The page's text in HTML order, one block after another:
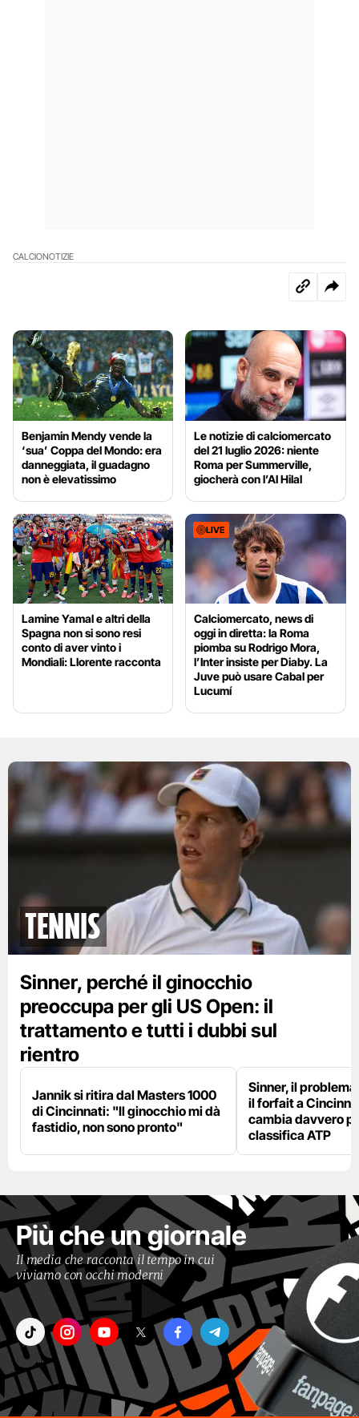
CALCIONOTIZIE
Benjamin Mendy vende la
‘sua’ Coppa del Mondo: era
danneggiata, il guadagno
non è elevatissimo
Le notizie di calciomercato
del 21 luglio 2026: niente
Roma per Summerville,
giocherà con l’Al Hilal
Lamine Yamal e altri della
Spagna non si sono resi
conto di aver vinto i
Mondiali: Llorente racconta
LIVE
Calciomercato, news di
oggi in diretta: la Roma
piomba su Rodrigo Mora,
l’Inter insiste per Diaby. La
Juve può usare Cabal per
Lucumí
tennis
Sinner, perché il ginocchio
preoccupa per gli US Open: il
trattamento e tutti i dubbi sul
rientro
Jannik si ritira dal Masters 1000
di Cincinnati: "Il ginocchio mi dà
fastidio, non sono pronto"
Sinner, il
il forfait a
cambia davvero
classifica ATP
Più che un giornale
Il media che racconta il tempo in cui
viviamo con occhi moderni